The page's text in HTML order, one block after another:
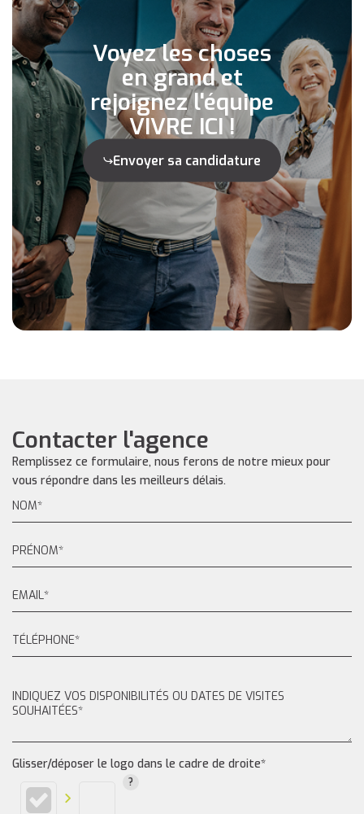
Voyez les choses
en grand et
rejoignez l'équipe
VIVRE ICI !
Envoyer sa candidature
Contacter l'agence
Remplissez ce formulaire, nous ferons de notre mieux pour
vous répondre dans les meilleurs délais.
Glisser/déposer le logo dans le cadre de droite*